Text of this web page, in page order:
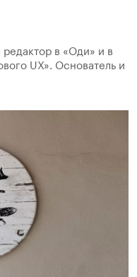
редактор в «Оди» и в
UX». Основатель и